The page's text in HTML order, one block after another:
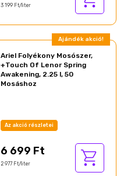
3 199 Ft/liter
Ajándék akció!
Ariel Folyékony Mosószer,
+Touch Of Lenor Spring
Awakening, 2.25 l, 50
Mosáshoz
Az akció részletei
6 699 Ft
2 977 Ft/liter